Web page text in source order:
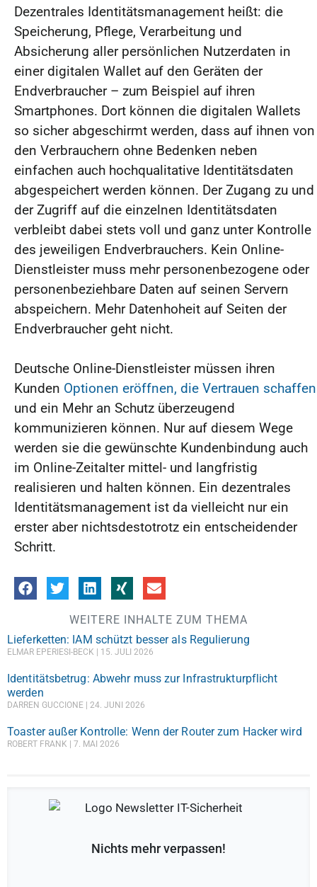
Dezentrales Identitätsmanagement heißt: die
Speicherung, Pflege, Verarbeitung und
Absicherung aller persönlichen Nutzerdaten in
einer digitalen Wallet auf den Geräten der
Endverbraucher – zum Beispiel auf ihren
Smartphones. Dort können die digitalen Wallets
so sicher abgeschirmt werden, dass auf ihnen von
den Verbrauchern ohne Bedenken neben
einfachen auch hochqualitative Identitätsdaten
abgespeichert werden können. Der Zugang zu und
der Zugriff auf die einzelnen Identitätsdaten
verbleibt dabei stets voll und ganz unter Kontrolle
des jeweiligen Endverbrauchers. Kein Online-
Dienstleister muss mehr personenbezogene oder
personenbeziehbare Daten auf seinen Servern
abspeichern. Mehr Datenhoheit auf Seiten der
Endverbraucher geht nicht.
Deutsche Online-Dienstleister müssen ihren
Kunden Optionen eröffnen, die Vertrauen schaffen
und ein Mehr an Schutz überzeugend
kommunizieren können. Nur auf diesem Wege
werden sie die gewünschte Kundenbindung auch
im Online-Zeitalter mittel- und langfristig
realisieren und halten können. Ein dezentrales
Identitätsmanagement ist da vielleicht nur ein
erster aber nichtsdestotrotz ein entscheidender
Schritt.
WEITERE INHALTE ZUM THEMA
Lieferketten: IAM schützt besser als Regulierung
ELMAR EPERIESI-BECK 15. JULI 2026
Identitätsbetrug: Abwehr muss zur Infrastrukturpflicht
werden
DARREN GUCCIONE 24. JUNI 2026
Toaster außer Kontrolle: Wenn der Router zum Hacker wird
ROBERT FRANK 7. MAI 2026
Nichts mehr verpassen!